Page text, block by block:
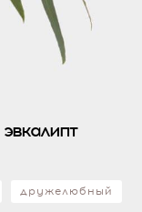
дружелюбный